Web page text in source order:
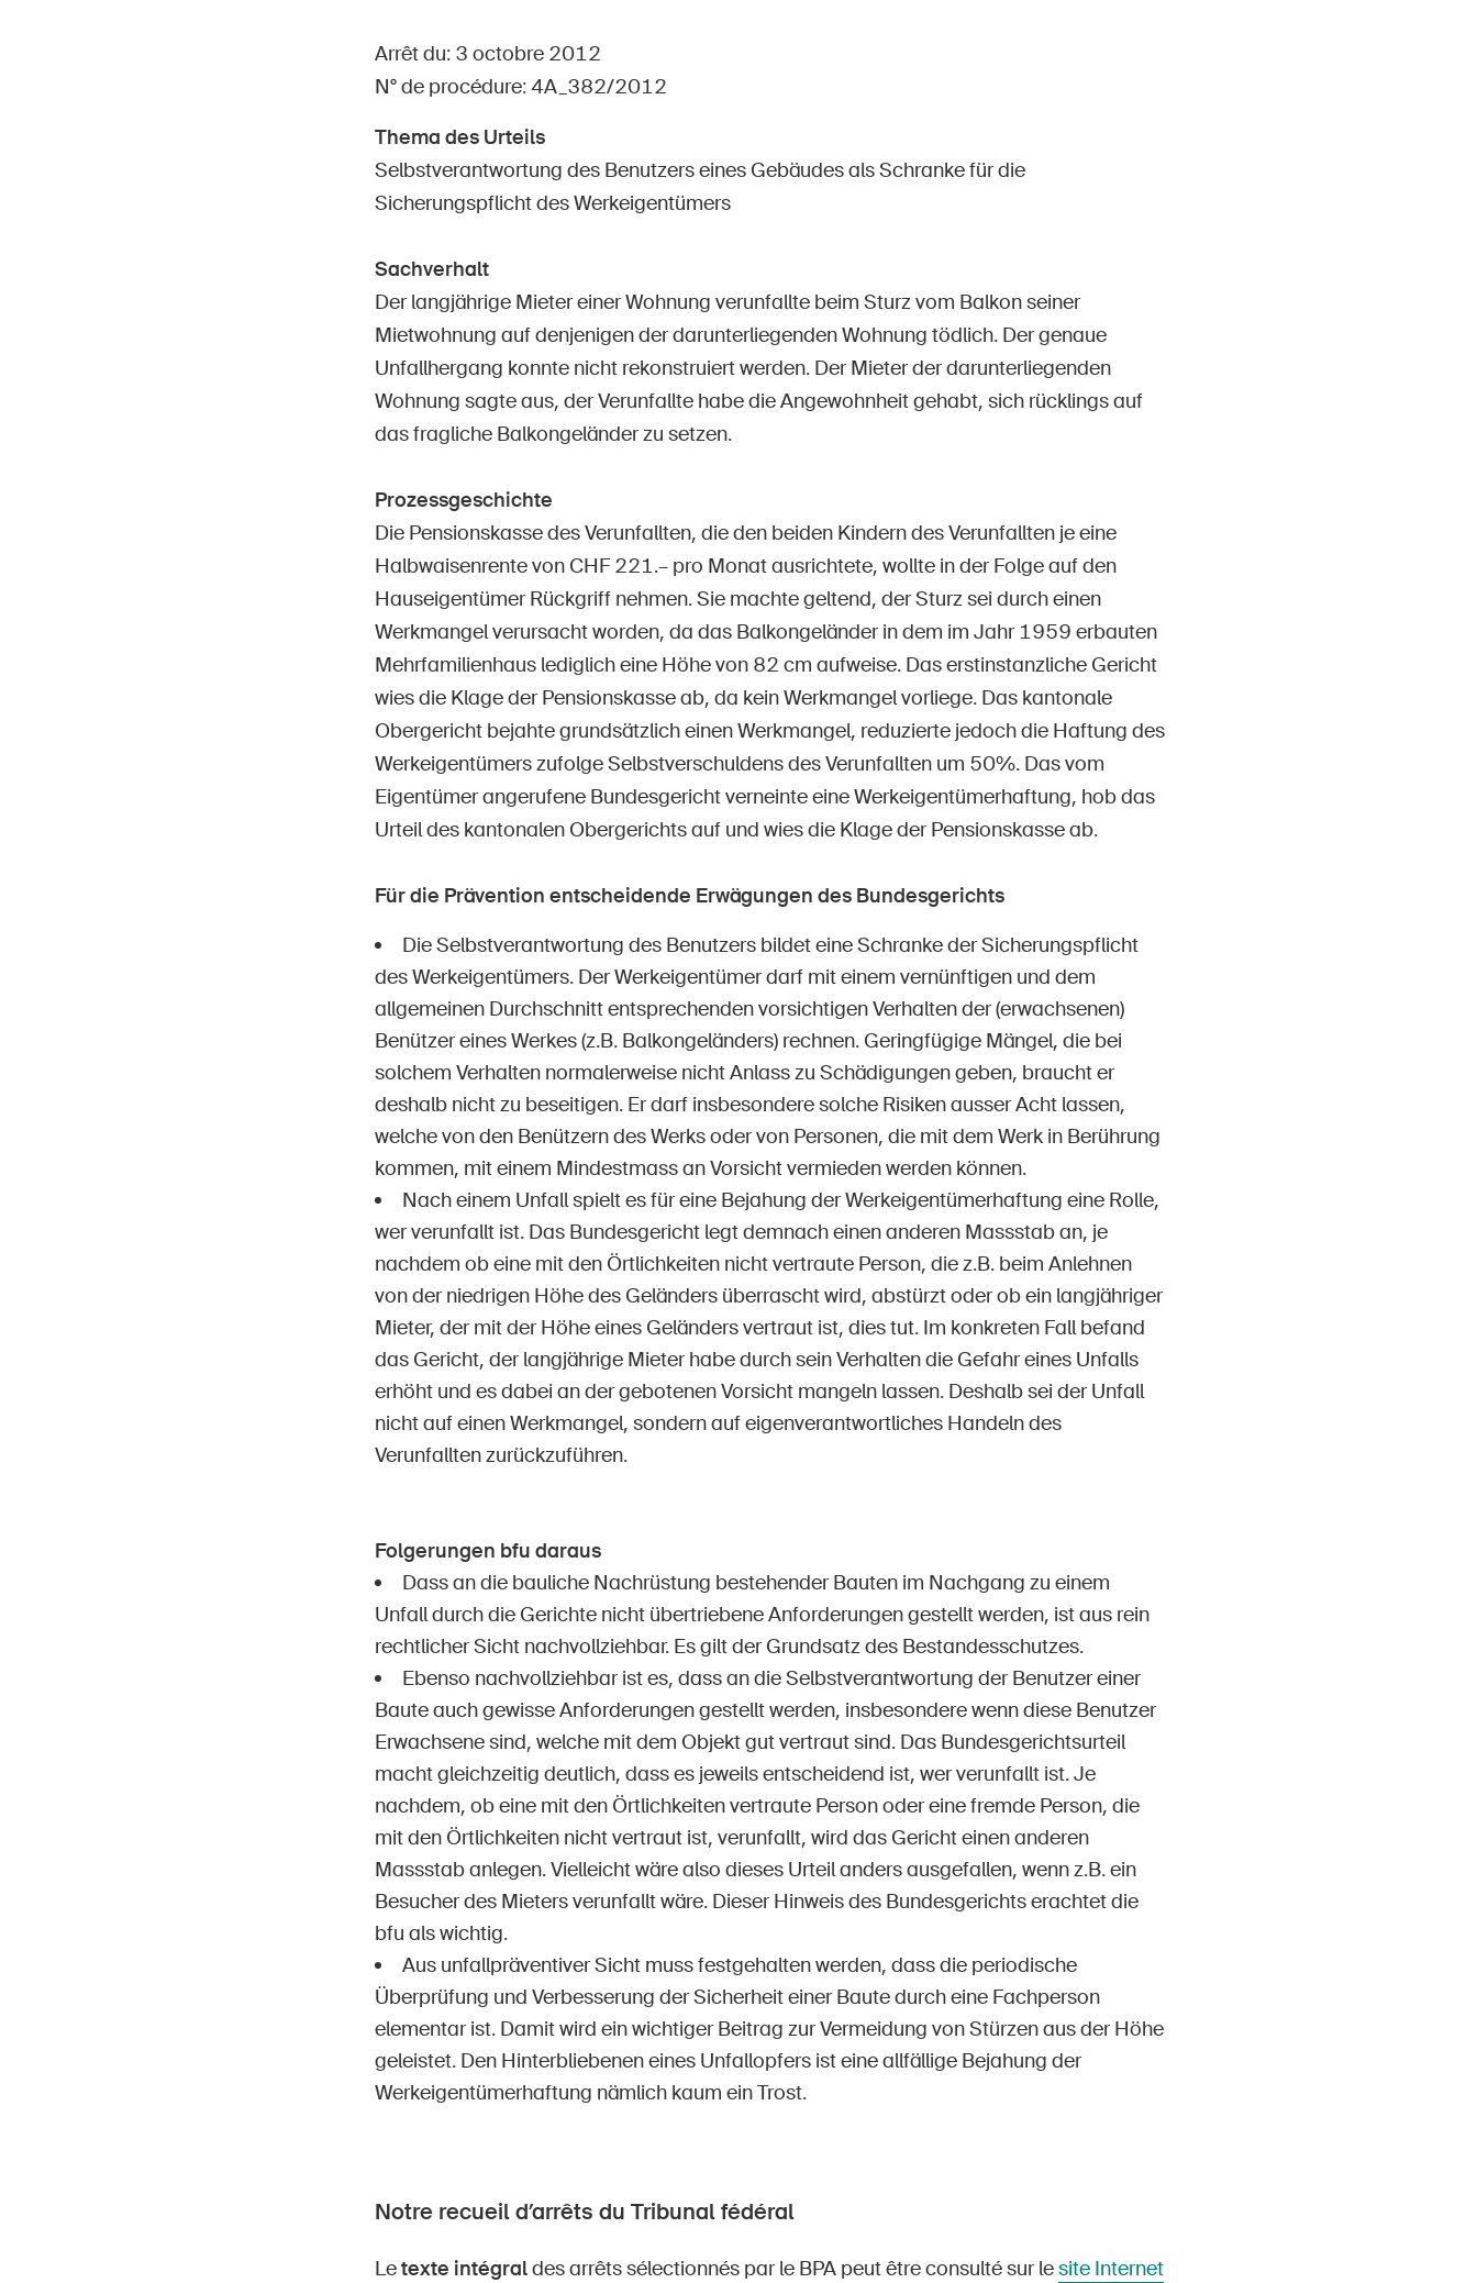
S'abonner à la newsletter
Arrêt du: 3 octobre 2012
N° de procédure: 4A_382/2012
Thema des Urteils
Selbstverantwortung des Benutzers eines Gebäudes als Schranke für die
Sicherungspflicht des Werkeigentümers
Sachverhalt
Der langjährige Mieter einer Wohnung verunfallte beim Sturz vom Balkon seiner
Mietwohnung auf denjenigen der darunterliegenden Wohnung tödlich. Der genaue
Unfallhergang konnte nicht rekonstruiert werden. Der Mieter der darunterliegenden
Wohnung sagte aus, der Verunfallte habe die Angewohnheit gehabt, sich rücklings auf
das fragliche Balkongeländer zu setzen.
Prozessgeschichte
Die Pensionskasse des Verunfallten, die den beiden Kindern des Verunfallten je eine
Halbwaisenrente von CHF 221.– pro Monat ausrichtete, wollte in der Folge auf den
Hauseigentümer Rückgriff nehmen. Sie machte geltend, der Sturz sei durch einen
Werkmangel verursacht worden, da das Balkongeländer in dem im Jahr 1959 erbauten
Mehrfamilienhaus lediglich eine Höhe von 82 cm aufweise. Das erstinstanzliche Gericht
wies die Klage der Pensionskasse ab, da kein Werkmangel vorliege. Das kantonale
Obergericht bejahte grundsätzlich einen Werkmangel, reduzierte jedoch die Haftung des
Werkeigentümers zufolge Selbstverschuldens des Verunfallten um 50%. Das vom
Eigentümer angerufene Bundesgericht verneinte eine Werkeigentümerhaftung, hob das
Urteil des kantonalen Obergerichts auf und wies die Klage der Pensionskasse ab.
Für die Prävention entscheidende Erwägungen des Bundesgerichts
Die Selbstverantwortung des Benutzers bildet eine Schranke der Sicherungspflicht
des Werkeigentümers. Der Werkeigentümer darf mit einem vernünftigen und dem
allgemeinen Durchschnitt entsprechenden vorsichtigen Verhalten der (erwachsenen)
Benützer eines Werkes (z.B. Balkongeländers) rechnen. Geringfügige Mängel, die bei
solchem Verhalten normalerweise nicht Anlass zu Schädigungen geben, braucht er
deshalb nicht zu beseitigen. Er darf insbesondere solche Risiken ausser Acht lassen,
welche von den Benützern des Werks oder von Personen, die mit dem Werk in Berührung
kommen, mit einem Mindestmass an Vorsicht vermieden werden können.
Nach einem Unfall spielt es für eine Bejahung der Werkeigentümerhaftung eine Rolle,
wer verunfallt ist. Das Bundesgericht legt demnach einen anderen Massstab an, je
nachdem ob eine mit den Örtlichkeiten nicht vertraute Person, die z.B. beim Anlehnen
von der niedrigen Höhe des Geländers überrascht wird, abstürzt oder ob ein langjähriger
Mieter, der mit der Höhe eines Geländers vertraut ist, dies tut. Im konkreten Fall befand
das Gericht, der langjährige Mieter habe durch sein Verhalten die Gefahr eines Unfalls
erhöht und es dabei an der gebotenen Vorsicht mangeln lassen. Deshalb sei der Unfall
nicht auf einen Werkmangel, sondern auf eigenverantwortliches Handeln des
Verunfallten zurückzuführen.
Folgerungen bfu daraus
Dass an die bauliche Nachrüstung bestehender Bauten im Nachgang zu einem
Unfall durch die Gerichte nicht übertriebene Anforderungen gestellt werden, ist aus rein
rechtlicher Sicht nachvollziehbar. Es gilt der Grundsatz des Bestandesschutzes.
Ebenso nachvollziehbar ist es, dass an die Selbstverantwortung der Benutzer einer
Baute auch gewisse Anforderungen gestellt werden, insbesondere wenn diese Benutzer
Erwachsene sind, welche mit dem Objekt gut vertraut sind. Das Bundesgerichtsurteil
macht gleichzeitig deutlich, dass es jeweils entscheidend ist, wer verunfallt ist. Je
nachdem, ob eine mit den Örtlichkeiten vertraute Person oder eine fremde Person, die
mit den Örtlichkeiten nicht vertraut ist, verunfallt, wird das Gericht einen anderen
Massstab anlegen. Vielleicht wäre also dieses Urteil anders ausgefallen, wenn z.B. ein
Besucher des Mieters verunfallt wäre. Dieser Hinweis des Bundesgerichts erachtet die
bfu als wichtig.
Aus unfallpräventiver Sicht muss festgehalten werden, dass die periodische
Überprüfung und Verbesserung der Sicherheit einer Baute durch eine Fachperson
elementar ist. Damit wird ein wichtiger Beitrag zur Vermeidung von Stürzen aus der Höhe
geleistet. Den Hinterbliebenen eines Unfallopfers ist eine allfällige Bejahung der
Werkeigentümerhaftung nämlich kaum ein Trost.
Notre recueil d’arrêts du Tribunal fédéral
Letexte intégraldes arrêts sélectionnés par le BPA peut être consulté sur lesite Internet